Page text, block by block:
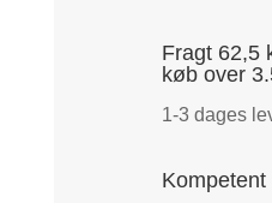
Fragt 62,5
køb over
1-3 dages